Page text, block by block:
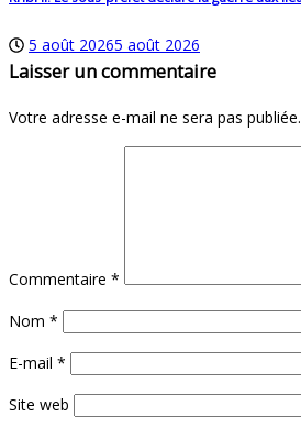
5 août 20265 août 2026
Laisser un commentaire
Votre adresse e-mail ne sera pas publiée.
Commentaire *
Nom *
E-mail *
Site web